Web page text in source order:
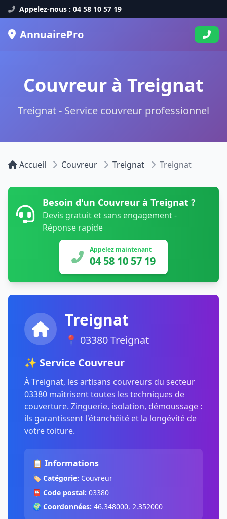
Appelez-nous : 04 58 10 57 19
AnnuairePro
Couvreur à Treignat
Treignat - Service couvreur professionnel
Accueil Couvreur Treignat Treignat
Besoin d'un Couvreur à Treignat ?
Devis gratuit et sans engagement -
Réponse rapide
Appelez maintenant
04 58 10 57 19
Treignat
📍 03380 Treignat
✨ Service Couvreur
À Treignat, les artisans couvreurs du secteur
03380 maîtrisent toutes les techniques de
couverture. Zinguerie, isolation, démoussage :
ils garantissent l'étanchéité et la longévité de
votre toiture.
📋 Informations
🏷️ Catégorie: Couvreur
📮 Code postal: 03380
🌍 Coordonnées: 46.348000, 2.352000